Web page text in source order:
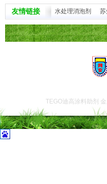
友情链接 水处理消泡剂
TEGO迪高涂料助剂